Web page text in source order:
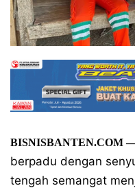
BISNISBANTEN.COM
berpadu dengan
tengah semangat